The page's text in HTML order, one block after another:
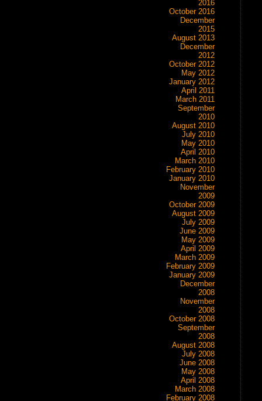
2016
October 2016
December
2015
August 2013
December
2012
October 2012
May 2012
January 2012
April 2011
March 2011
September
2010
August 2010
July 2010
May 2010
April 2010
March 2010
February 2010
January 2010
November
2009
October 2009
August 2009
July 2009
June 2009
May 2009
April 2009
March 2009
February 2009
January 2009
December
2008
November
2008
October 2008
September
2008
August 2008
July 2008
June 2008
May 2008
April 2008
March 2008
February 2008